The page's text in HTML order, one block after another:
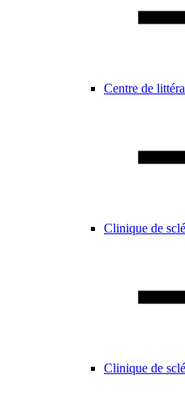
Centre de
Clinique de
Clinique de